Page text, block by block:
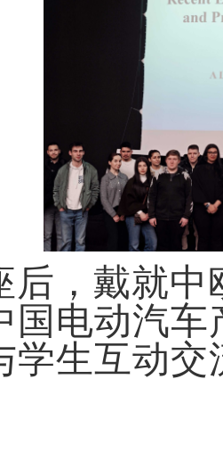
， 戴就中
国电动汽车
学生互动交